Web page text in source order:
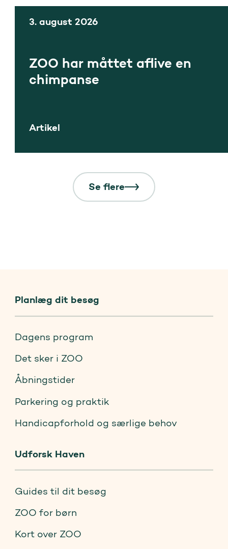
3. august 2026
ZOO har måttet aflive en
chimpanse
Artikel
Se flere
Planlæg dit besøg
Dagens program
Det sker i ZOO
Åbningstider
Parkering og praktik
Handicapforhold og særlige behov
Udforsk Haven
Guides til dit besøg
ZOO for børn
Kort over ZOO